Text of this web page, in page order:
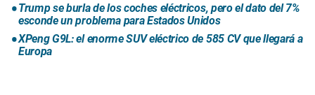
Trump se burla de los coches eléctricos, pero el dato del 7%
esconde un problema para Estados Unidos
XPeng G9L: el enorme SUV eléctrico de 585 CV que llegará a
Europa